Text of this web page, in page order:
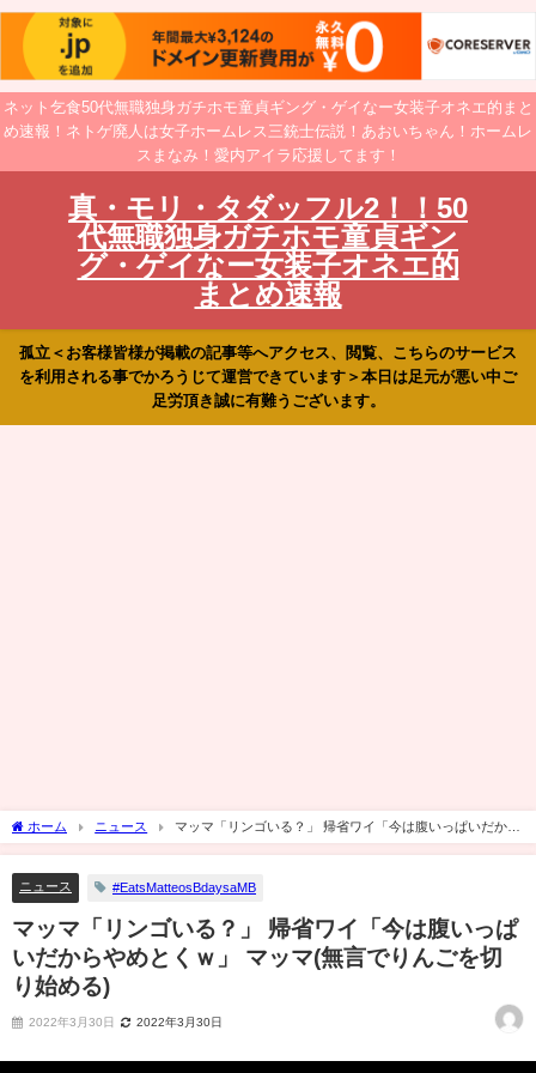
ネット乞食50代無職独身ガチホモ童貞ギング・ゲイなー女装子オネエ的まと
め速報！ネトゲ廃人は女子ホームレス三銃士伝説！あおいちゃん！ホームレ
スまなみ！愛内アイラ応援してます！
真・モリ・タダッフル2！！50
代無職独身ガチホモ童貞ギン
グ・ゲイなー女装子オネエ的
まとめ速報
孤立＜お客様皆様が掲載の記事等へアクセス、閲覧、こちらのサービス
を利用される事でかろうじて運営できています＞本日は足元が悪い中ご
足労頂き誠に有難うございます。
ホーム ニュース
マッマ「リンゴいる？」 帰省ワイ「今は腹いっぱいだから
やめとくｗ」 マッマ(無言でりんごを切り始める)
ニュース #EatsMatteosBdaysaMB
マッマ「リンゴいる？」 帰省ワイ「今は腹いっぱ
いだからやめとくｗ」 マッマ(無言でりんごを切
り始める)
2022年3月30日 2022年3月30日